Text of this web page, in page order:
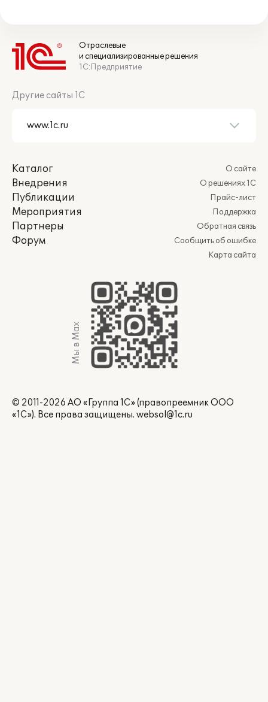
Отраслевые
и специализированные решения
1С:Предприятие
Другие сайты 1С
Каталог
Внедрения
Публикации
Мероприятия
Партнеры
Форум
О сайте
О решениях 1С
Прайс-лист
Поддержка
Обратная связь
Сообщить об ошибке
Карта сайта
Мы в Max
© 2011-2026 АО «Группа 1С» (правопреемник ООО
«1С»). Все права защищены. websol@1c.ru